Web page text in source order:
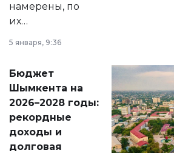
намерены, по
их
принести
народу
Венесуэлы.
5 января, 9:36
Бюджет
Шымкента на
2026–2028 годы:
рекордные
доходы и
долговая